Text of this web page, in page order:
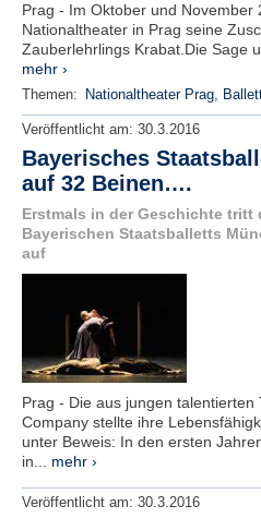
Prag - Im Oktober und November
Nationaltheater in Prag seine
Zauberlehrlings Krabat.Die Sage
mehr ›
Themen: Nationaltheater Prag,
Veröffentlicht am: 30.3.2016
Bayerisches
auf 32 Beinen….
Erstmals in der Geschichte tritt
Bayerischen Staatsballetts
auf
Prag - Die aus jungen
Company stellte ihre
unter Beweis: In den ersten
in... mehr ›
Veröffentlicht am: 30.3.2016